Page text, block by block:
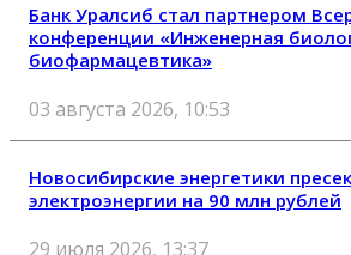
Банк Уралсиб стал партнером
конференции «Инженерная
биофармацевтика»
03 августа 2026, 10:53
Новосибирские энергетики
электроэнергии на 90 млн рублей
29 июля 2026, 13:37